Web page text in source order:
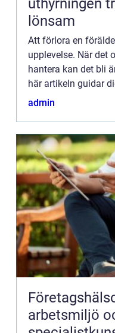
uthyrningen
lönsam
Att förlora en
upplevelse. När det
hantera kan det bli
här artikeln guidar
admin
arbetsmiljö